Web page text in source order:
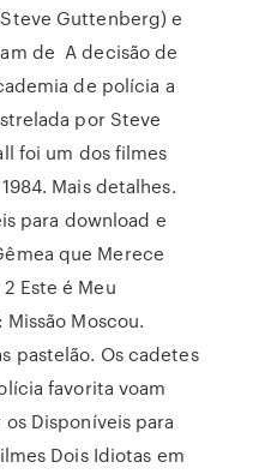
Guttenberg) e
de A decisão de
de polícia a
por Steve
foi um dos filmes
Mais detalhes.
para download e
que Merece
Este é Meu
Moscou.
pastelão. Os cadetes
favorita voam
Disponíveis para
Dois Idiotas em